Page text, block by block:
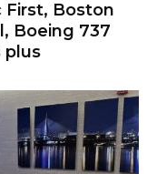
First, Boston
Boeing 737
plus